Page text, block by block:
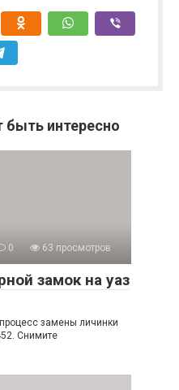
интересно
0 63 просмотров
замок на уаз
замены личинки
Снимите